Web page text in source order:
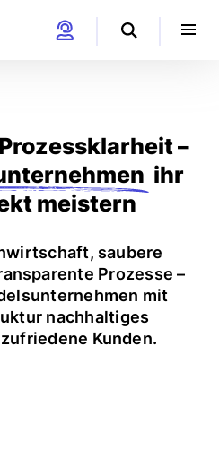
–
ihr
meistern
saubere
Prozesse –
mit
nachhaltiges
Kunden.